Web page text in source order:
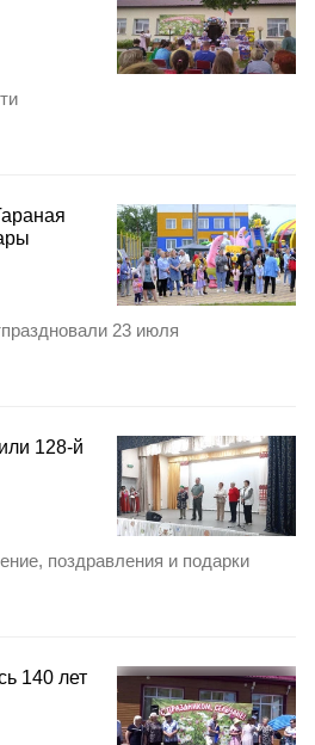
23 июля
128-й
поздравления и подарки
140 лет